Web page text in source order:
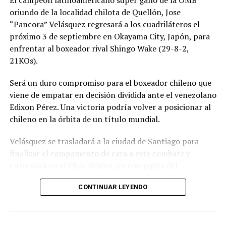
oriundo de la localidad chilota de Quellón, Jose
“Pancora” Velásquez regresará a los cuadriláteros el
próximo 3 de septiembre en Okayama City, Japón, para
enfrentar al boxeador rival Shingo Wake (29-8-2,
21KOs).
Será un duro compromiso para el boxeador chileno que
viene de empatar en decisión dividida ante el venezolano
Edixon Pérez. Una victoria podría volver a posicionar al
chileno en la órbita de un título mundial.
Velásquez se trasladará a la ciudad de Santiago para
finalizar el campamento de cara a este combate y
excampeón chileno y sudamericano Miguel “Aguja”
González que estará en la esquina del púgil de Quellón.
Wake es un experimentado boxeador de 36 años que
CONTINUAR LEYENDO